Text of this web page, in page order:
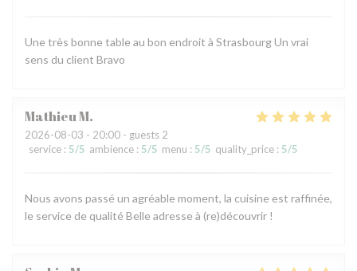
Une très bonne table au bon endroit à Strasbourg Un vrai
sens du client Bravo
MathieuM
2026-08-03 - 20:00 - guests 2
service : 5/5 ambience : 5/5 menu : 5/5 quality_price : 5/5
Nous avons passé un agréable moment, la cuisine est raffinée,
le service de qualité Belle adresse à (re)découvrir !